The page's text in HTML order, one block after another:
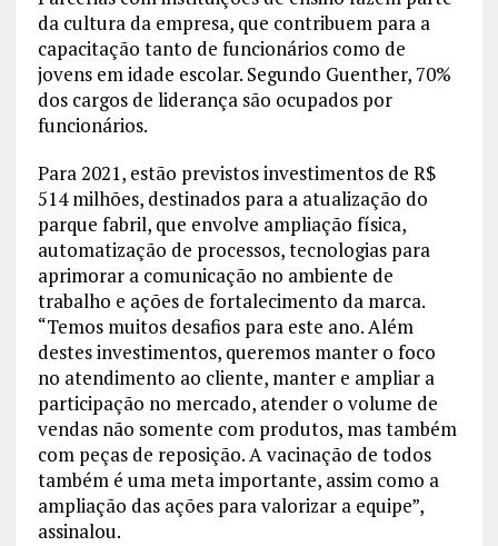
da cultura da empresa, que contribuem para a
capacitação tanto de funcionários como de
jovens em idade escolar. Segundo Guenther, 70%
dos cargos de liderança são ocupados por
funcionários.
Para 2021, estão previstos investimentos de R$
514 milhões, destinados para a atualização do
parque fabril, que envolve ampliação física,
automatização de processos, tecnologias para
aprimorar a comunicação no ambiente de
trabalho e ações de fortalecimento da marca.
“Temos muitos desafios para este ano. Além
destes investimentos, queremos manter o foco
no atendimento ao cliente, manter e ampliar a
participação no mercado, atender o volume de
vendas não somente com produtos, mas também
com peças de reposição. A vacinação de todos
também é uma meta importante, assim como a
ampliação das ações para valorizar a equipe”,
assinalou.